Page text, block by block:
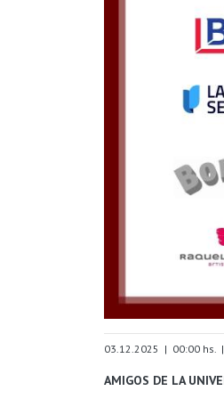
03.12.2025 | 00:00 hs. |
AMIGOS DE LA